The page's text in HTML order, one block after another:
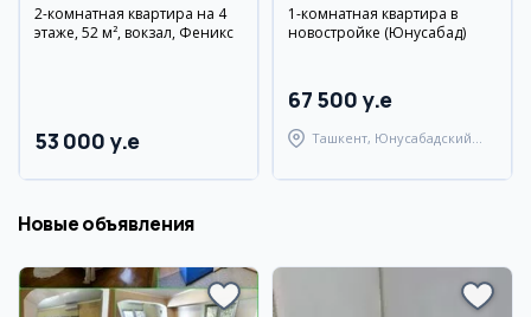
2-комнатная квартира на 4
этаже, 52 м², вокзал, Феникс
53 000 y.e
1-комнатная квартира в
новостройке (Юнусабад)
67 500 y.e
Ташкент, Юнусабадский
Новые объявления